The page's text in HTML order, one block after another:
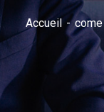
Accueil